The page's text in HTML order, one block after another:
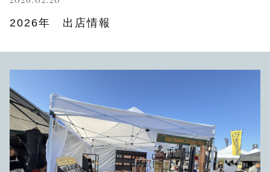
2026年 出店情報
アクセサリー
【Italy】
価格帯
並び順